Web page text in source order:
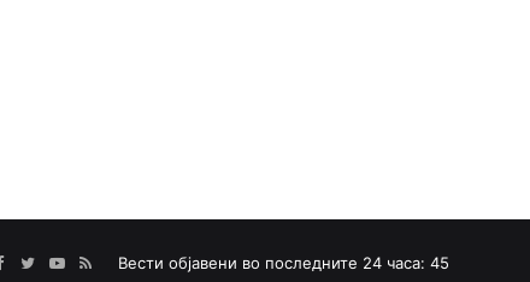
Вести објавени во последните 24 часа: 45
Facebook
TwitterYouTube
RSS